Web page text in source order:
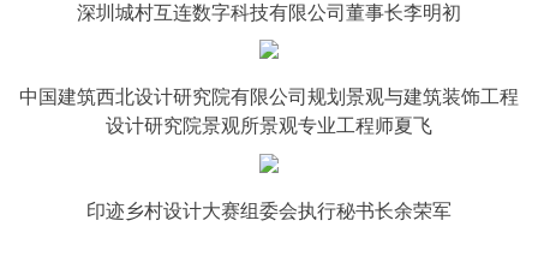
深圳城村互连数字科技有限公司董事长李明初
中国建筑西北设计研究院有限公司规划景观与建筑装饰工程
设计研究院景观所景观专业工程师夏飞
印迹乡村设计大赛组委会执行秘书长余荣军